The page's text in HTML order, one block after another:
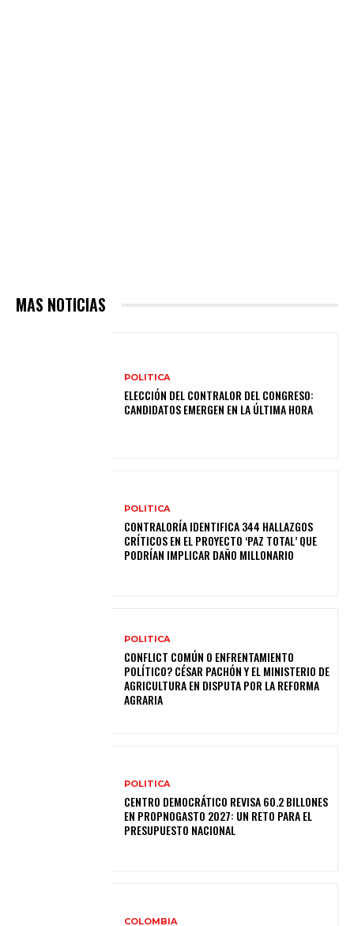
MAS NOTICIAS
POLITICA
ELECCIÓN DEL CONTRALOR DEL CONGRESO:
CANDIDATOS EMERGEN EN LA ÚLTIMA HORA
POLITICA
CONTRALORÍA IDENTIFICA 344 HALLAZGOS
CRÍTICOS EN EL PROYECTO ‘PAZ TOTAL’ QUE
PODRÍAN IMPLICAR DAÑO MILLONARIO
POLITICA
CONFLICT COMÚN O ENFRENTAMIENTO
POLÍTICO? CÉSAR PACHÓN Y EL MINISTERIO DE
AGRICULTURA EN DISPUTA POR LA REFORMA
AGRARIA
POLITICA
CENTRO DEMOCRÁTICO REVISA 60.2 BILLONES
EN PROPNOGASTO 2027: UN RETO PARA EL
PRESUPUESTO NACIONAL
COLOMBIA